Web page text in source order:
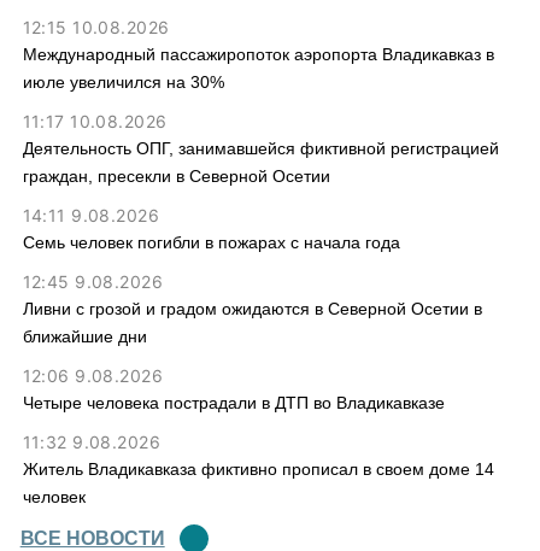
12:15 10.08.2026
Международный пассажиропоток аэропорта Владикавказ в
июле увеличился на 30%
11:17 10.08.2026
Деятельность ОПГ, занимавшейся фиктивной регистрацией
граждан, пресекли в Северной Осетии
14:11 9.08.2026
Семь человек погибли в пожарах с начала года
12:45 9.08.2026
Ливни с грозой и градом ожидаются в Северной Осетии в
ближайшие дни
12:06 9.08.2026
Четыре человека пострадали в ДТП во Владикавказе
11:32 9.08.2026
Житель Владикавказа фиктивно прописал в своем доме 14
человек
ВСЕ НОВОСТИ